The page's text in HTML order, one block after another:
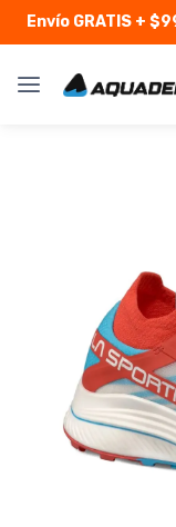
Envío GRATIS+